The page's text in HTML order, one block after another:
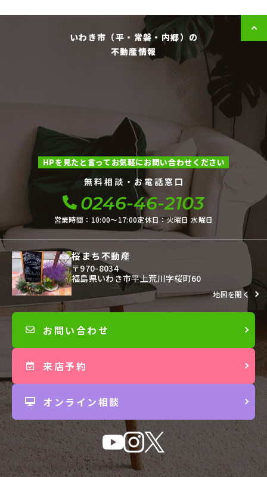
いわき市（平・常磐・内郷）の
不動産情報
HPを見たと言ってお気軽にお問い合わせください
無料相談・お電話窓口
0246-46-2103
営業時間：10:00〜17:00定休日：火曜日 水曜日
桜まち不動産
〒970-8034
福島県いわき市平上荒川字桜町60
地図を開く
お問い合わせ
来店予約
オンライン相談